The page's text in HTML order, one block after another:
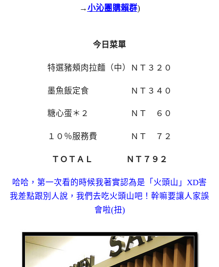
→小沁團購賴群)
今日菜單
特選豬頰肉拉麵（中）ＮＴ３２０
墨魚飯定食 ＮＴ３４０
糖心蛋＊２ ＮＴ ６０
１０％服務費 ＮＴ ７２
ＴＯＴＡＬ ＮＴ７９２
哈哈，第一次看的時候我著實認為是「火頭山」XD害
我差點跟別人說，我們去吃火頭山吧！幹嘛要讓人家誤
會啦(扭)